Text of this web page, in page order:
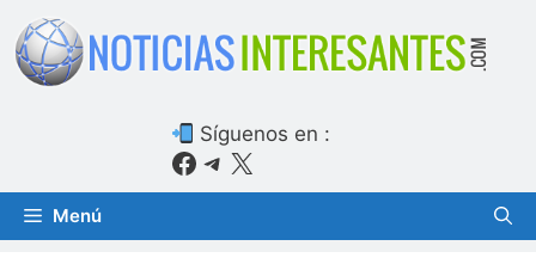
Saltar
contenido
Síguenos en :
Facebook
Telegram
X
Menú